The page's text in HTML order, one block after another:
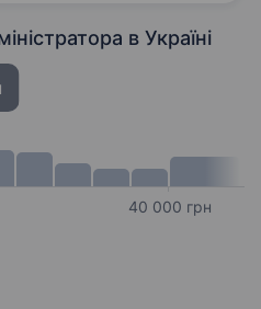
в Україні
40 000 грн